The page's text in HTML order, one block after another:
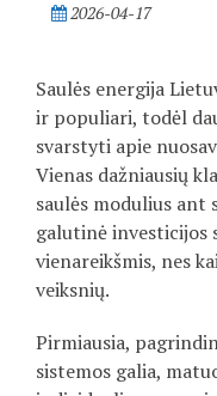
2026-04-17
Saulės energija
ir populiari, todėl
svarstyti apie
Vienas dažniausių
saulės modulius
galutinė investicijos
vienareikšmis, nes
veiksnių.
Pirmiausia,
sistemos galia,